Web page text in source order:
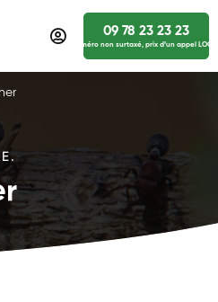
09 78 23 23 23
numéro non surtaxé, prix d’un appel